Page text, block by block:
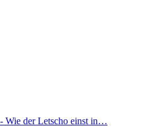
Wie der Letscho einst in…